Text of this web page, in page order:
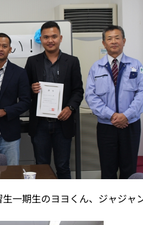
一期生のヨヨくん、ジャジャ